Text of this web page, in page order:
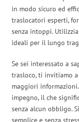
in modo sicuro ed
traslocatori esperti,
senza intoppi.
ideali per il lungo
Se sei interessato a
trasloco, ti invitiamo
maggiori
impegno, il che
senza alcun obbligo.
semplice e senza